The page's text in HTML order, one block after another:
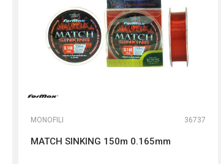
MONOFILI 36737
MATCH SINKING 150m 0.165mm